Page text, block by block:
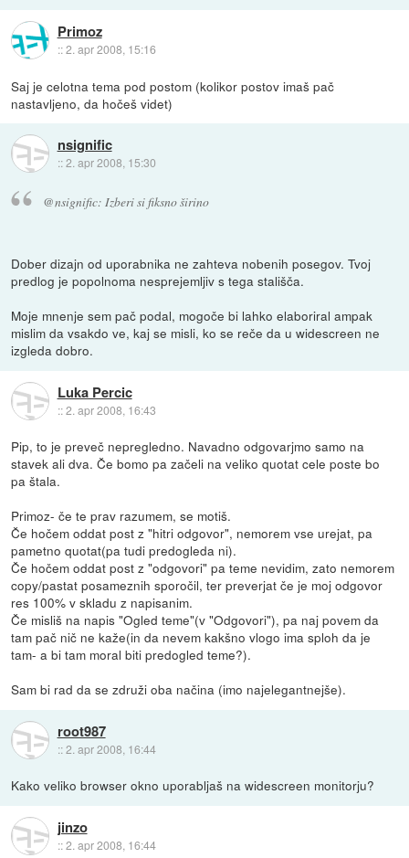
Primoz
::2. apr 2008, 15:16
Saj je celotna tema pod postom (kolikor postov imaš pač
nastavljeno, da hočeš videt)
nsignific
::2. apr 2008, 15:30
@nsignific: Izberi si fiksno širino
Dober dizajn od uporabnika ne zahteva nobenih posegov. Tvoj
predlog je popolnoma nesprejemljiv s tega stališča.
Moje mnenje sem pač podal, mogoče bi lahko elaboriral ampak
mislim da vsakdo ve, kaj se misli, ko se reče da u widescreen ne
izgleda dobro.
Luka Percic
::2. apr 2008, 16:43
Pip, to je preveč nepregledno. Navadno odgovarjmo samo na
stavek ali dva. Če bomo pa začeli na veliko quotat cele poste bo
pa štala.
Primoz- če te prav razumem, se motiš.
Če hočem oddat post z "hitri odgovor", nemorem vse urejat, pa
pametno quotat(pa tudi predogleda ni).
Če hočem oddat post z "odgovori" pa teme nevidim, zato nemorem
copy/pastat posameznih sporočil, ter preverjat če je moj odgovor
res 100% v skladu z napisanim.
Če misliš na napis "Ogled teme"(v "Odgovori"), pa naj povem da
tam pač nič ne kaže(in da nevem kakšno vlogo ima sploh da je
tam- a bi tam moral biti predogled teme?).
Sam bi rad da se združi oba načina (imo najelegantnejše).
root987
::2. apr 2008, 16:44
Kako veliko browser okno uporabljaš na widescreen monitorju?
jinzo
::2. apr 2008, 16:44